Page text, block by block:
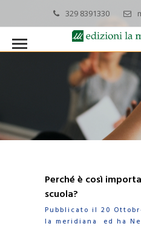
329 8391330
Perché è così
scuola?
Pubblicato il 20
la meridiana
ed ha